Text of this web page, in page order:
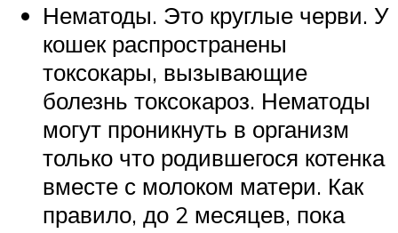
Нематоды. Это круглые черви. У
кошек распространены
токсокары, вызывающие
болезнь токсокароз. Нематоды
могут проникнуть в организм
только что родившегося котенка
вместе с молоком матери. Как
правило, до 2 месяцев, пока